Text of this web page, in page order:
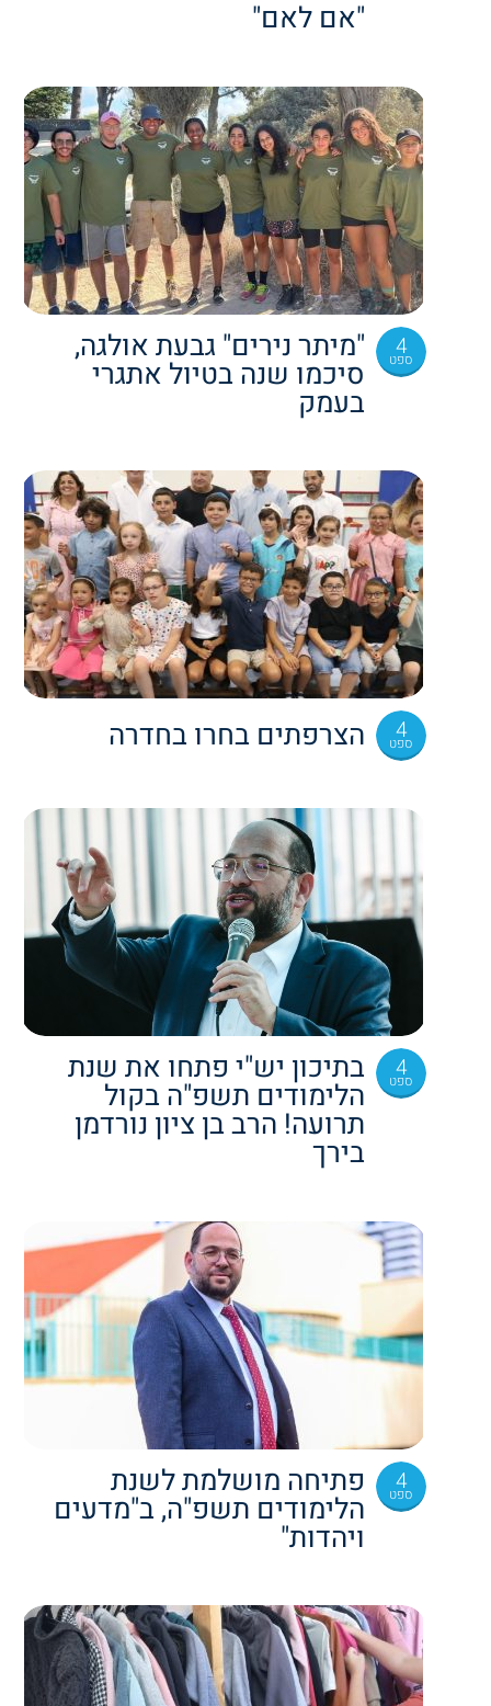
"אם לאם"
4
ספט "מיתר נירים" גבעת אולגה,
סיכמו שנה בטיול אתגרי
בעמק
4
ספט הצרפתים בחרו בחדרה
4
ספט בתיכון יש"י פתחו את שנת
הלימודים תשפ"ה בקול
תרועה! הרב בן ציון נורדמן
בירך
4
ספט פתיחה מושלמת לשנת
הלימודים תשפ"ה, ב"מדעים
ויהדות"